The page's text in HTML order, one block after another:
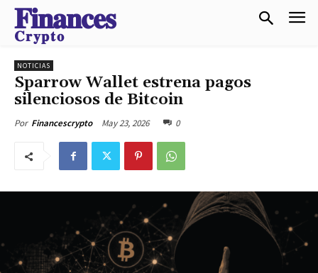
𝐅𝐢𝐧𝐚𝐧𝐜𝐞𝐬
𝐂𝐫𝐲𝐩𝐭𝐨
NOTICIAS
Sparrow Wallet estrena pagos
silenciosos de Bitcoin
Por Financescrypto May 23, 2026 0